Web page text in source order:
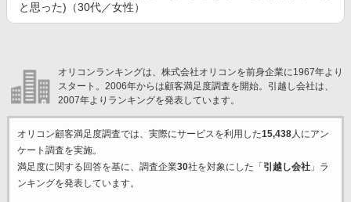
と思った)（30代／女性）
オリコンランキングは、株式会社オリコンを前身企業に1967年より
スタート。2006年からは顧客満足度調査を開始。引越し会社は、
2007年よりランキングを発表しています。
オリコン顧客満足度調査では、実際にサービスを利用した15,438人にアン
ケート調査を実施。
満足度に関する回答を基に、調査企業30社を対象にした「 引越し会社」ラ
ンキングを発表しています。